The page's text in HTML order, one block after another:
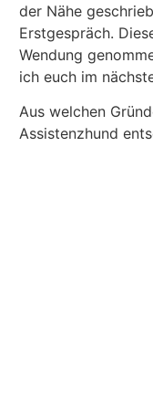
der Nähe
Erstgespräch.
Wendung
ich euch im
Aus welchen
Assistenzhund